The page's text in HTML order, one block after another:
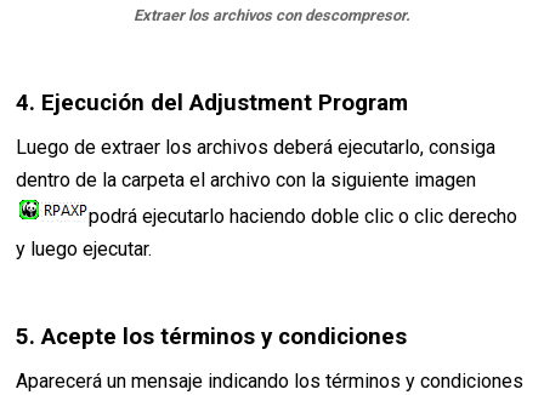
Extraer los archivos con descompresor.
4. Ejecución del Adjustment Program
Luego de extraer los archivos deberá ejecutarlo, consiga
dentro de la carpeta el archivo con la siguiente imagen
podrá ejecutarlo haciendo doble clic o clic derecho
y luego ejecutar.
5. Acepte los términos y condiciones
Aparecerá un mensaje indicando los términos y condiciones